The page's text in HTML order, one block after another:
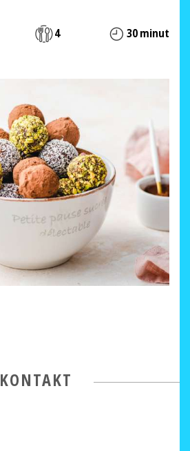
4 30 minut
KONTAKT